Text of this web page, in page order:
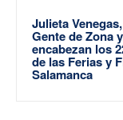
Julieta
Gente de Zona
encabezan los
de las Ferias y
Salamanca